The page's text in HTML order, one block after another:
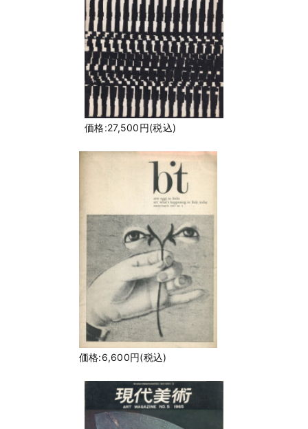
価格:27,500円(税込)
価格:6,600円(税込)